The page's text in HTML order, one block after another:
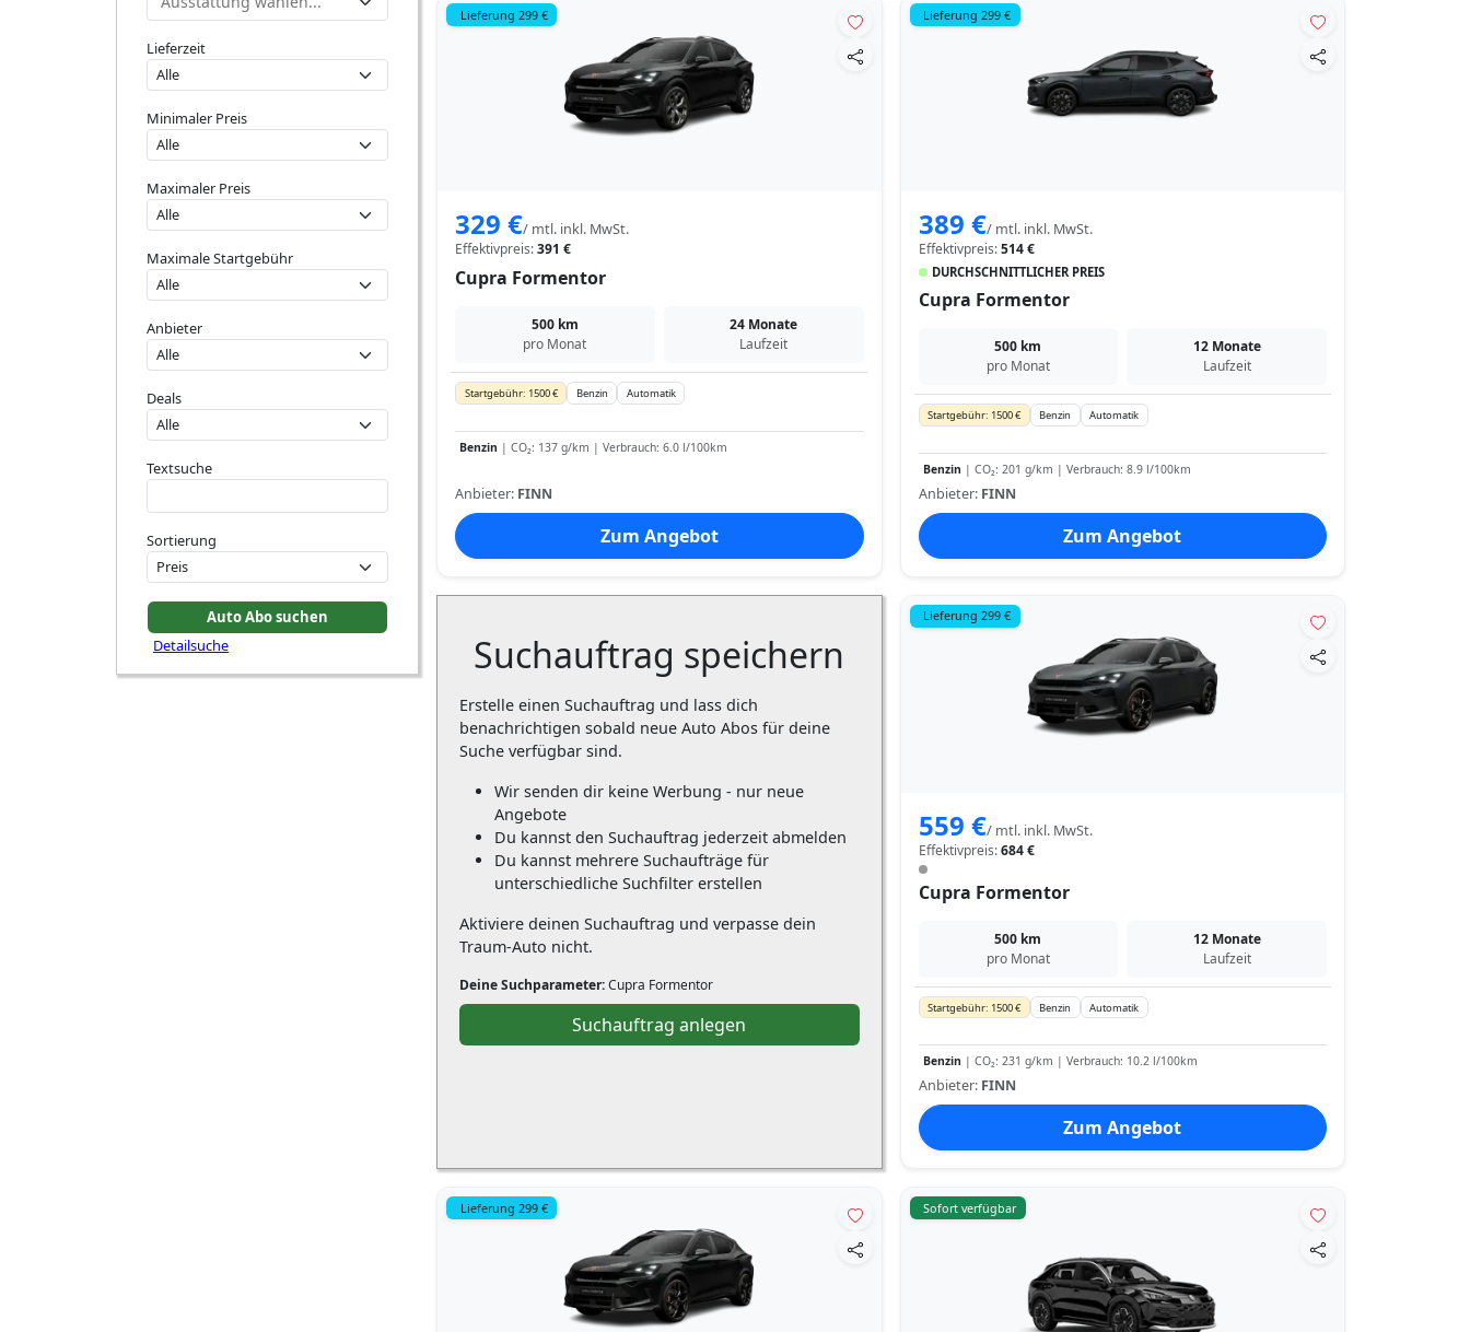
Lieferzeit
Minimaler Preis
Maximaler Preis
Maximale Startgebühr
Anbieter
Deals
Textsuche
Sortierung
Detailsuche
Lieferung 299 €
329 €/ mtl. inkl. MwSt.
Effektivpreis:391 €
Cupra Formentor
500 km
pro Monat
24 Monate
Laufzeit
Startgebühr: 1500 € Benzin Automatik
Benzin | CO₂: 137 g/km | Verbrauch: 6.0 l/100km
Anbieter: FINN
Zum Angebot
Lieferung 299 €
389 €/ mtl. inkl. MwSt.
Effektivpreis:514 €
DURCHSCHNITTLICHER PREIS
Cupra Formentor
500 km
pro Monat
12 Monate
Laufzeit
Startgebühr: 1500 € Benzin Automatik
Benzin | CO₂: 201 g/km | Verbrauch: 8.9 l/100km
Anbieter: FINN
Zum Angebot
Suchauftrag speichern
Erstelle einen Suchauftrag und lass dich
benachrichtigen sobald neue Auto Abos für deine
Suche verfügbar sind.
Wir senden dir keine Werbung - nur neue
Angebote
Du kannst den Suchauftrag jederzeit abmelden
Du kannst mehrere Suchaufträge für
unterschiedliche Suchfilter erstellen
Aktiviere deinen Suchauftrag und verpasse dein
Traum-Auto nicht.
Deine Suchparameter:Cupra Formentor
Suchauftrag anlegen
Lieferung 299 €
559 €/ mtl. inkl. MwSt.
Effektivpreis:684 €
Cupra Formentor
500 km
pro Monat
12 Monate
Laufzeit
Startgebühr: 1500 € Benzin Automatik
Benzin | CO₂: 231 g/km | Verbrauch: 10.2 l/100km
Anbieter: FINN
Zum Angebot
Lieferung 299 € Sofort verfügbar